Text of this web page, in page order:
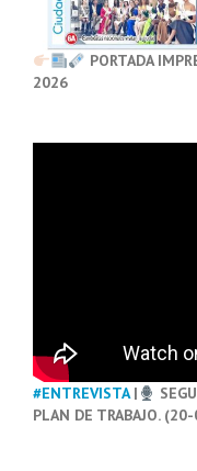
PORTADA
2026
#ENTREVISTA|
PLAN DE TRABAJO.